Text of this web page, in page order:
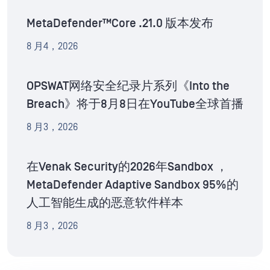
MetaDefender™Core .21.0 版本发布
8 月4，2026
OPSWAT网络安全纪录片系列《Into the
Breach》将于8月8日在YouTube全球首播
8 月3，2026
在Venak Security的2026年Sandbox ，
MetaDefender Adaptive Sandbox 95%的
人工智能生成的恶意软件样本
8 月3，2026